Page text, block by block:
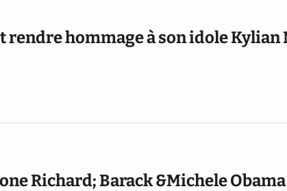
rendre hommage à son idole Kylian
Richard; Barack &Michele